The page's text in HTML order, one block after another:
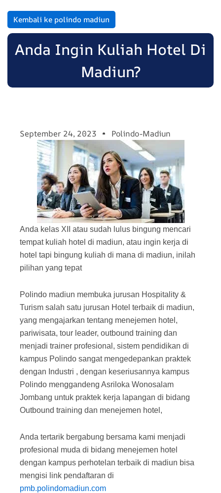
Kembali ke polindo madiun
Anda Ingin Kuliah Hotel Di
Madiun?
September 24, 2023 Polindo-Madiun
Anda kelas XII atau sudah lulus bingung mencari
tempat kuliah hotel di madiun, atau ingin kerja di
hotel tapi bingung kuliah di mana di madiun, inilah
pilihan yang tepat
Polindo madiun membuka jurusan Hospitality &
Turism salah satu jurusan Hotel terbaik di madiun,
yang mengajarkan tentang menejemen hotel,
pariwisata, tour leader, outbound training dan
menjadi trainer profesional, sistem pendidikan di
kampus Polindo sangat mengedepankan praktek
dengan Industri , dengan keseriusannya kampus
Polindo menggandeng Asriloka Wonosalam
Jombang untuk praktek kerja lapangan di bidang
Outbound training dan menejemen hotel,
Anda tertarik bergabung bersama kami menjadi
profesional muda di bidang menejemen hotel
dengan kampus perhotelan terbaik di madiun bisa
mengisi link pendaftaran di
pmb.polindomadiun.com